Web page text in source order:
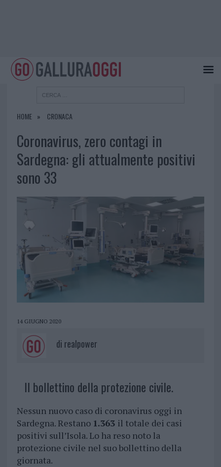
HOME CRONACA
Coronavirus, zero contagi in
Sardegna: gli attualmente positivi
sono 33
14 GIUGNO 2020
di realpower
Il bollettino della protezione civile.
Nessun nuovo caso di coronavirus oggi in
Sardegna. Restano 1.363 il totale dei casi
positivi sull’Isola. Lo ha reso noto la
protezione civile nel suo bollettino della
giornata.